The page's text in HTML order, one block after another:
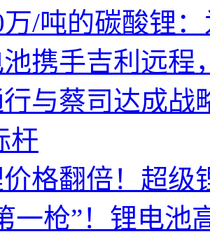
万/吨的碳酸锂
携手吉利远程
与蔡司达成战
杆
格翻倍！超级
一枪”！锂电池